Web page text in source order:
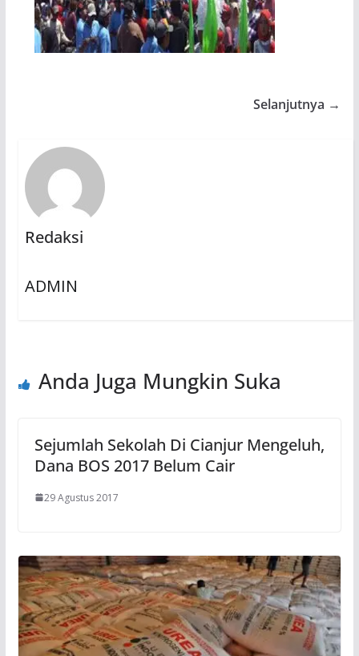
Selanjutnya →
Redaksi
ADMIN
Anda Juga Mungkin Suka
Sejumlah Sekolah Di Cianjur Mengeluh,
Dana BOS 2017 Belum Cair
29 Agustus 2017